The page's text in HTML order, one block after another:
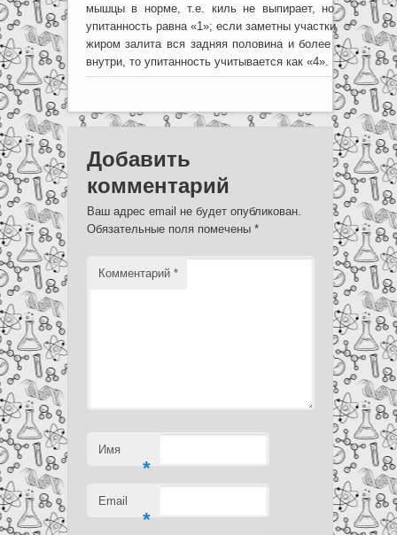
мышцы в норме, т.е. киль не выпирает, но жировых
упитанность равна «1»; если заметны участки жировых
жиром залита вся задняя половина и более – «3»,
внутри, то упитанность учитывается как «4».
Добавить
комментарий
Ваш адрес email не будет опубликован.
Обязательные поля помечены *
Комментарий *
Имя
*
Email
*